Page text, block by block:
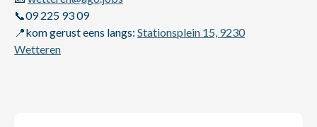
📞09 225 93 09
📍kom gerust eens langs: Stationsplein 15, 9230
Wetteren